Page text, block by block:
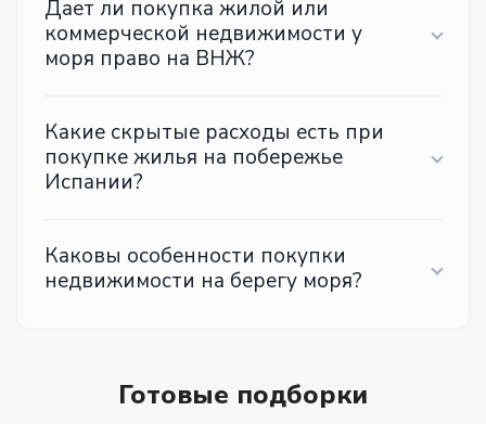
Дает ли покупка жилой или
коммерческой недвижимости у
моря право на ВНЖ?
Какие скрытые расходы есть при
покупке жилья на побережье
Испании?
Каковы особенности покупки
недвижимости на берегу моря?
Готовые подборки